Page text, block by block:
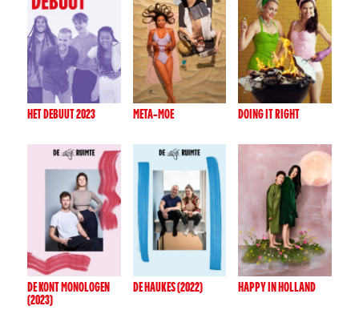
HET DEBUUT 2023 META-MOE DOING IT RIGHT
DE KONT MONOLOGEN
(2023)
DE HAUKES (2022) HAPPY IN HOLLAND